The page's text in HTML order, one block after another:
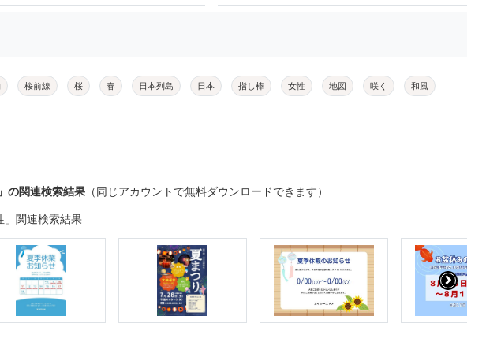
桜前線 桜 春 日本列島 日本 指し棒 女性 地図 咲く 和風
の関連検索結果 （同じアカウントで無料ダウンロードできます）
」関連検索結果